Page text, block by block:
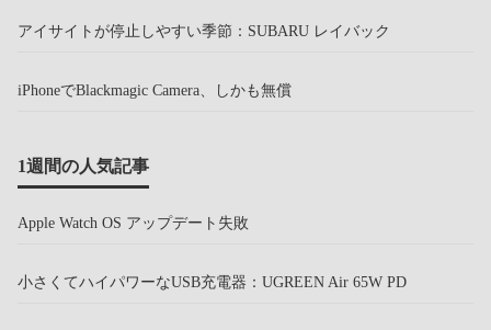
アイサイトが停止しやすい季節：SUBARU レイバック
iPhoneでBlackmagic Camera、しかも無償
1週間の人気記事
Apple Watch OS アップデート失敗
小さくてハイパワーなUSB充電器：UGREEN Air 65W PD